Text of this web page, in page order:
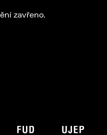
zavřeno.